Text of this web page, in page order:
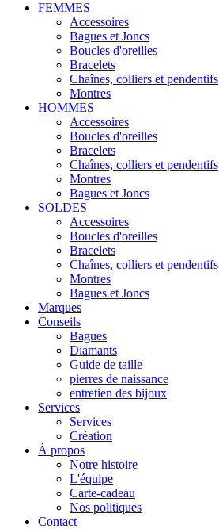
FEMMES
Accessoires
Bagues et Joncs
Boucles d'oreilles
Bracelets
Chaînes, colliers et pendentifs
Montres
HOMMES
Accessoires
Boucles d'oreilles
Bracelets
Chaînes, colliers et pendentifs
Montres
Bagues et Joncs
SOLDES
Accessoires
Boucles d'oreilles
Bracelets
Chaînes, colliers et pendentifs
Montres
Bagues et Joncs
Marques
Conseils
Bagues
Diamants
Guide de taille
pierres de naissance
entretien des bijoux
Services
Services
Création
À propos
Notre histoire
L'équipe
Carte-cadeau
Nos politiques
Contact